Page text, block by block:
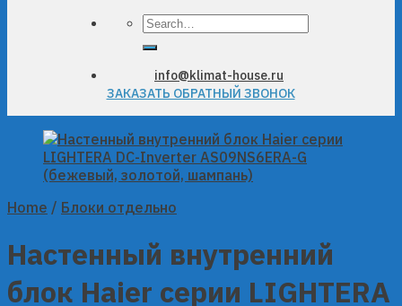
Search
info@klimat-house.ru
ЗАКАЗАТЬ ОБРАТНЫЙ ЗВОНОК
Home / Блоки отдельно
Настенный внутренний
блок Haier серии LIGHTERA